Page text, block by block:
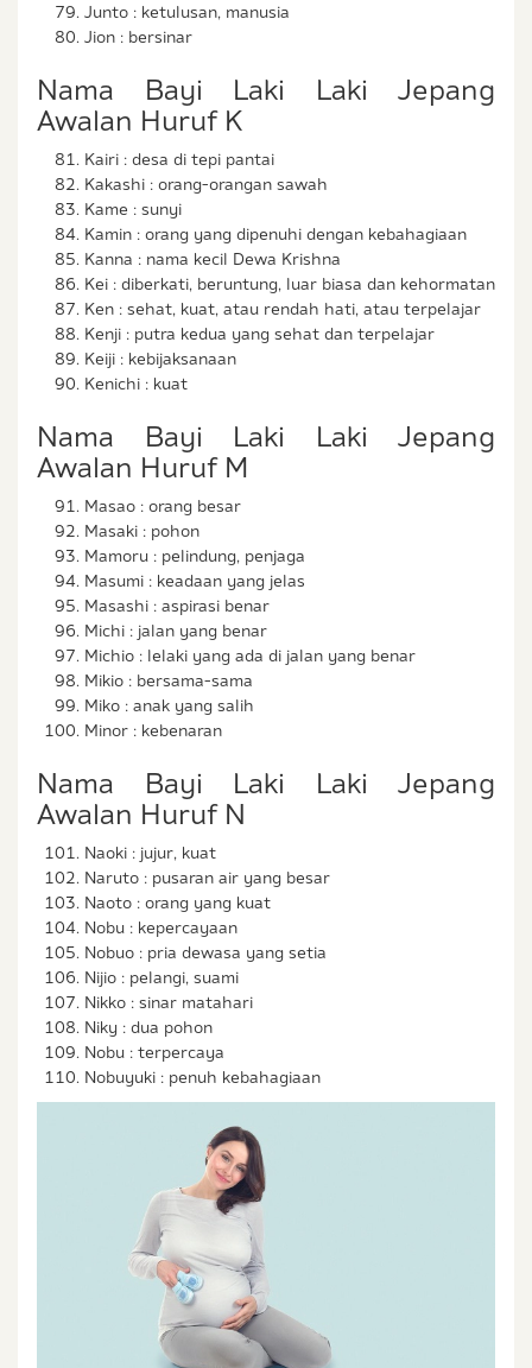
Junto : ketulusan, manusia
Jion : bersinar
Nama Bayi Laki Laki Jepang
Awalan Huruf K
Kairi : desa di tepi pantai
Kakashi : orang-orangan sawah
Kame : sunyi
Kamin : orang yang dipenuhi dengan kebahagiaan
Kanna : nama kecil Dewa Krishna
Kei : diberkati, beruntung, luar biasa dan kehormatan
Ken : sehat, kuat, atau rendah hati, atau terpelajar
Kenji : putra kedua yang sehat dan terpelajar
Keiji : kebijaksanaan
Kenichi : kuat
Nama Bayi Laki Laki Jepang
Awalan Huruf M
Masao : orang besar
Masaki : pohon
Mamoru : pelindung, penjaga
Masumi : keadaan yang jelas
Masashi : aspirasi benar
Michi : jalan yang benar
Michio : lelaki yang ada di jalan yang benar
Mikio : bersama-sama
Miko : anak yang salih
Minor : kebenaran
Nama Bayi Laki Laki Jepang
Awalan Huruf N
Naoki : jujur, kuat
Naruto : pusaran air yang besar
Naoto : orang yang kuat
Nobu : kepercayaan
Nobuo : pria dewasa yang setia
Nijio : pelangi, suami
Nikko : sinar matahari
Niky : dua pohon
Nobu : terpercaya
Nobuyuki : penuh kebahagiaan